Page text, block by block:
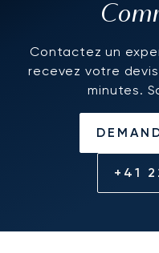
Contactez un
recevez votre
minutes.
+41